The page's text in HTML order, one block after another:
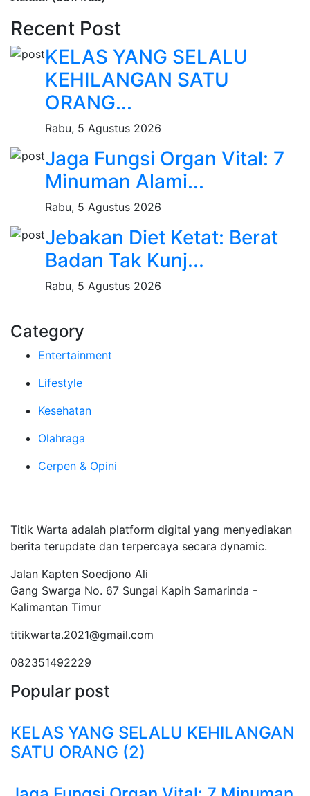
Recent Post
KELAS YANG SELALU
KEHILANGAN SATU
ORANG...
Rabu, 5 Agustus 2026
Jaga Fungsi Organ Vital: 7
Minuman Alami...
Rabu, 5 Agustus 2026
Jebakan Diet Ketat: Berat
Badan Tak Kunj...
Rabu, 5 Agustus 2026
Category
Entertainment
Lifestyle
Kesehatan
Olahraga
Cerpen & Opini
Titik Warta adalah platform digital yang menyediakan
berita terupdate dan terpercaya secara dynamic.
Jalan Kapten Soedjono Ali
Gang Swarga No. 67 Sungai Kapih Samarinda -
Kalimantan Timur
titikwarta.2021@gmail.com
082351492229
Popular post
KELAS YANG SELALU KEHILANGAN
SATU ORANG (2)